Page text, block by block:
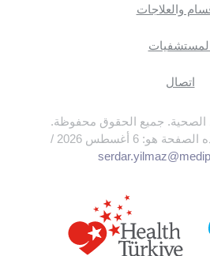
والعلاجات
اتصال
جميع الحقوق محفوظة.
هو: 6 أغسطس 2026 /